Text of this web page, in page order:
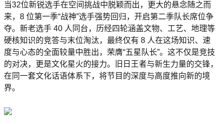
当32位新锐选手在空间挑战中脱颖而出，更大的悬念随之而
来，8 位第一季“战神”选手强势回归，开启第二季队长席位争
夺。新老选手 40 人同台，历经四轮涵盖文物、工艺、地理等
硬核知识的竞答与末位淘汰，最终仅有 8 人在这场知识、速
度与心态的全面较量中胜出，荣膺“五星队长”。这不仅是竞技
的对决，更是文化星火的接力。旧日王者与新生力量的交锋，
在同一套文化话语体系下，将节目的深度与高度推向新的境
界。